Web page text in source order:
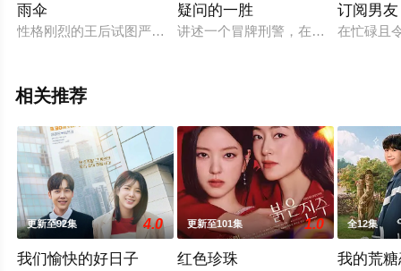
雨伞
性格刚烈的王后试图严加管教爱闯祸的儿子们，希望他们其中
疑问的一胜
讲述一个冒牌刑警，在对抗一群犯罪
订阅男友
在忙碌且
相关推荐
更新至92集 4.0
我们愉快的好日子
更新至101集 1.0
红色珍珠
全12集
我的荒